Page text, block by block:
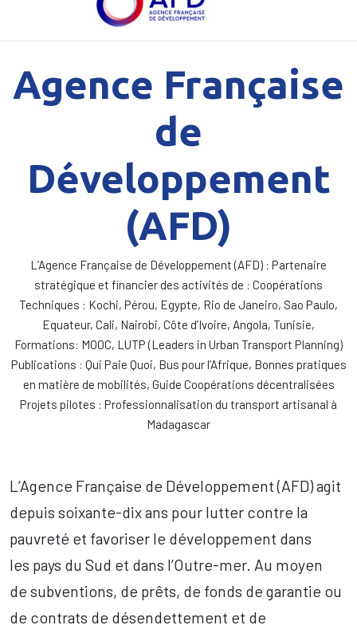
Agence Française
de
Développement
(AFD)
L’Agence Française de Développement (AFD) : Partenaire
stratégique et financier des activités de : Coopérations
Techniques : Kochi, Pérou, Egypte, Rio de Janeiro, Sao Paulo,
Equateur, Cali, Nairobi, Côte d’Ivoire, Angola, Tunisie,
Formations: MOOC, LUTP (Leaders in Urban Transport Planning)
Publications : Qui Paie Quoi, Bus pour l’Afrique, Bonnes pratiques
en matière de mobilités, Guide Coopérations décentralisées
Projets pilotes : Professionnalisation du transport artisanal à
Madagascar
L’Agence Française de Développement (AFD) agit
depuis soixante-dix ans pour lutter contre la
pauvreté et favoriser le développement dans
les pays du Sud et dans l’Outre-mer. Au moyen
de subventions, de prêts, de fonds de garantie ou
de contrats de désendettement et de